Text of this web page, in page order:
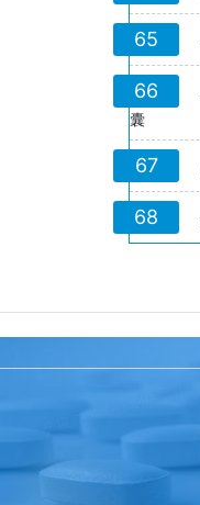
65
66
囊
67
68